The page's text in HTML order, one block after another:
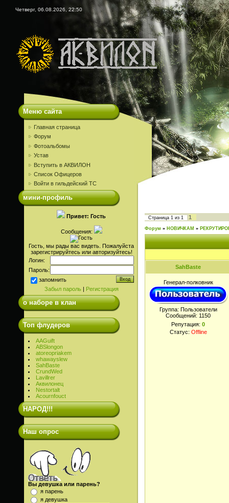
Четверг, 06.08.2026, 22:50
Меню сайта
Главная страница
Форум
Фотоальбомы
Устав
Вступить в АКВИЛОН
Список Офицеров
Войти в гильдейский ТС
мини-профиль
Привет: Гость
Сообщения:
Гость, мы рады вас видеть. Пожалуйста
зарегистрируйтесь или авторизуйтесь!
Логин:
Пароль:
запомнить
Забыл пароль| Регистрация
о наборе в клан
Топ флудеров
AAGuift
ABSlongon
atoreopriakem
whawayslew
SahBaste
CrundWed
Lavillrer
Аквилонец
Nestortalt
Acournfouct
НАРОД!!!
Наш опрос
Вы девушка или парень?
я парень
я девушка
Страница 1 из 1 1
Форум » НОВИЧКАМ »
SahBaste
Генерал-полковник
Группа: Пользователи
Сообщений: 1150
Репутация: 0
Статус: Offline